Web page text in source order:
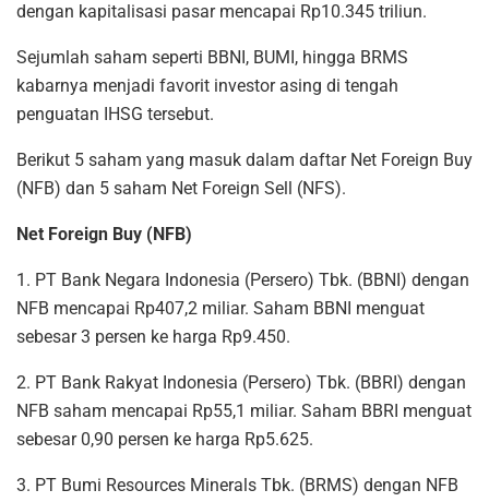
dengan kapitalisasi pasar mencapai Rp10.345 triliun.
Sejumlah saham seperti BBNI, BUMI, hingga BRMS
kabarnya menjadi favorit investor asing di tengah
penguatan IHSG tersebut.
Berikut 5 saham yang masuk dalam daftar Net Foreign Buy
(NFB) dan 5 saham Net Foreign Sell (NFS).
Net Foreign Buy (NFB)
1. PT Bank Negara Indonesia (Persero) Tbk. (BBNI) dengan
NFB mencapai Rp407,2 miliar. Saham BBNI menguat
sebesar 3 persen ke harga Rp9.450.
2. PT Bank Rakyat Indonesia (Persero) Tbk. (BBRI) dengan
NFB saham mencapai Rp55,1 miliar. Saham BBRI menguat
sebesar 0,90 persen ke harga Rp5.625.
3. PT Bumi Resources Minerals Tbk. (BRMS) dengan NFB